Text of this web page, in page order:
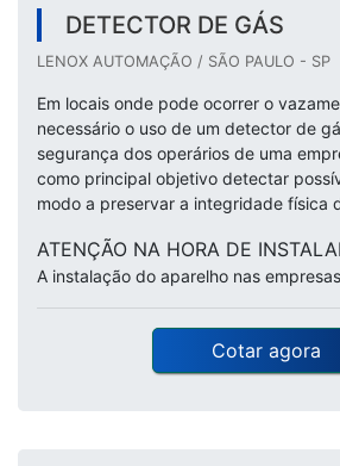
DETECTOR DE GÁS
LENOX AUTOMAÇÃO / SÃO PAULO - SP
Em locais onde pode ocorrer o
necessário o uso de um detector de
segurança dos operários de uma
como principal objetivo detectar
modo a preservar a integridade física
ATENÇÃO NA HORA DE
A instalação do aparelho nas
Cotar agora